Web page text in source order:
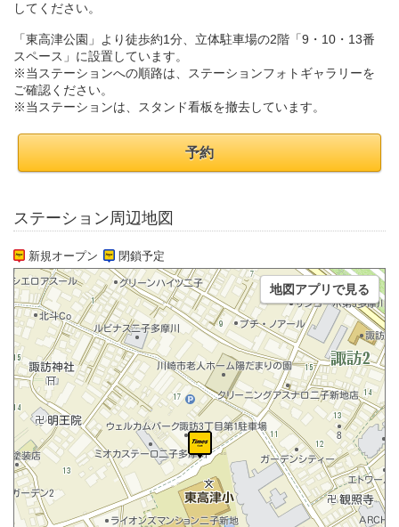
してください。
「東高津公園」より徒歩約1分、立体駐車場の2階「9・10・13番
スペース」に設置しています。
※当ステーションへの順路は、ステーションフォトギャラリーを
ご確認ください。
※当ステーションは、スタンド看板を撤去しています。
予約
ステーション周辺地図
新規オープン 閉鎖予定
地図アプリで見る